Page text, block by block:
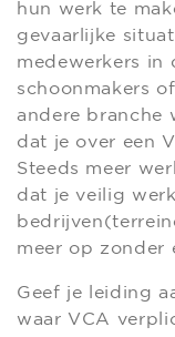
hun werk te
gevaarlijke
medewerkers in
schoonmakers
andere branche
dat je over een
Steeds meer
dat je veilig
meer op zonder
Geef je leiding
waar VCA